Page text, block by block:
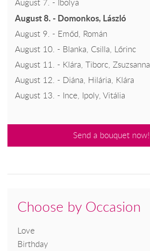
August 7. - Ibolya
August 8. - Domonkos, László
August 9. - Emőd, Román
August 10. - Blanka, Csilla, Lőrinc
August 11. - Klára, Tiborc, Zsuzsanna
August 12. - Diána, Hilária, Klára
August 13. - Ince, Ipoly, Vitália
Send a bouquet now!
Choose by Occasion
Love
Birthday